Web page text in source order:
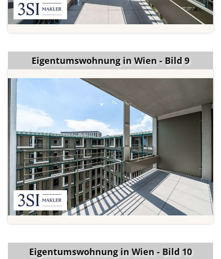
Eigentumswohnung in Wien - Bild 9
Eigentumswohnung in Wien - Bild 10